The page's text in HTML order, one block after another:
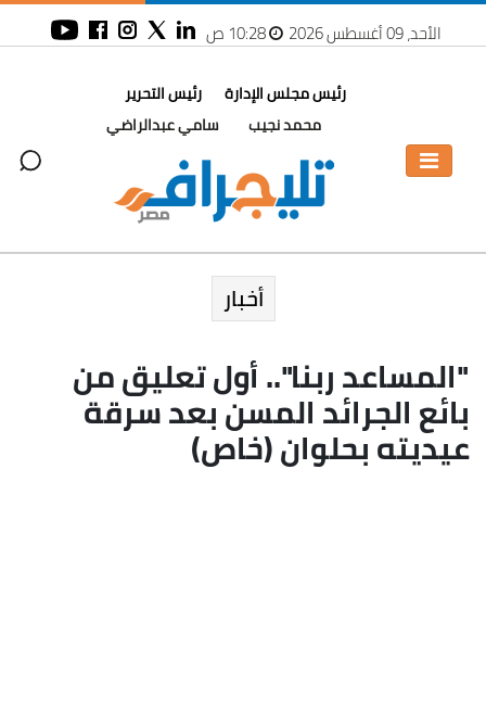
الأحد، 09 أغسطس 2026 10:28 ص
رئيس مجلس الإدارة
محمد نجيب
رئيس التحرير
سامي عبدالراضي
أخبار
"المساعد ربنا".. أول تعليق من
بائع الجرائد المسن بعد سرقة
عيديته بحلوان (خاص)